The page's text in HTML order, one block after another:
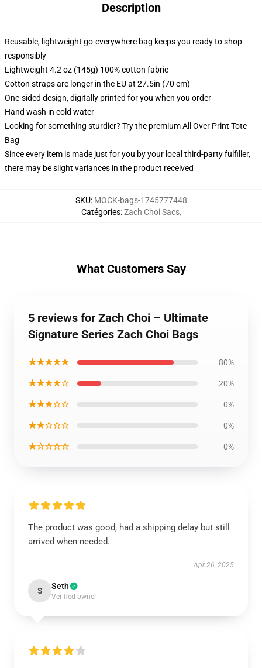
Description
Reusable, lightweight go-everywhere bag keeps you ready to shop
responsibly
Lightweight 4.2 oz (145g) 100% cotton fabric
Cotton straps are longer in the EU at 27.5in (70 cm)
One-sided design, digitally printed for you when you order
Hand wash in cold water
Looking for something sturdier? Try the premium All Over Print Tote
Bag
Since every item is made just for you by your local third-party fulfiller,
there may be slight variances in the product received
SKU: MOCK-bags-1745777448
Catégories:Zach Choi Sacs,
What Customers Say
5 reviews for Zach Choi – Ultimate
Signature Series Zach Choi Bags
★★★★★ 80%
★★★★☆ 20%
★★★☆☆ 0%
★★☆☆☆ 0%
★☆☆☆☆ 0%
The product was good, had a shipping delay but still
arrived when needed.
Apr 26, 2025
S Seth
Verified owner